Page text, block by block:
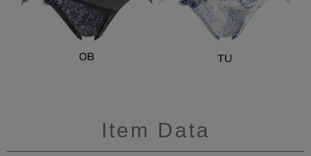
Item Data